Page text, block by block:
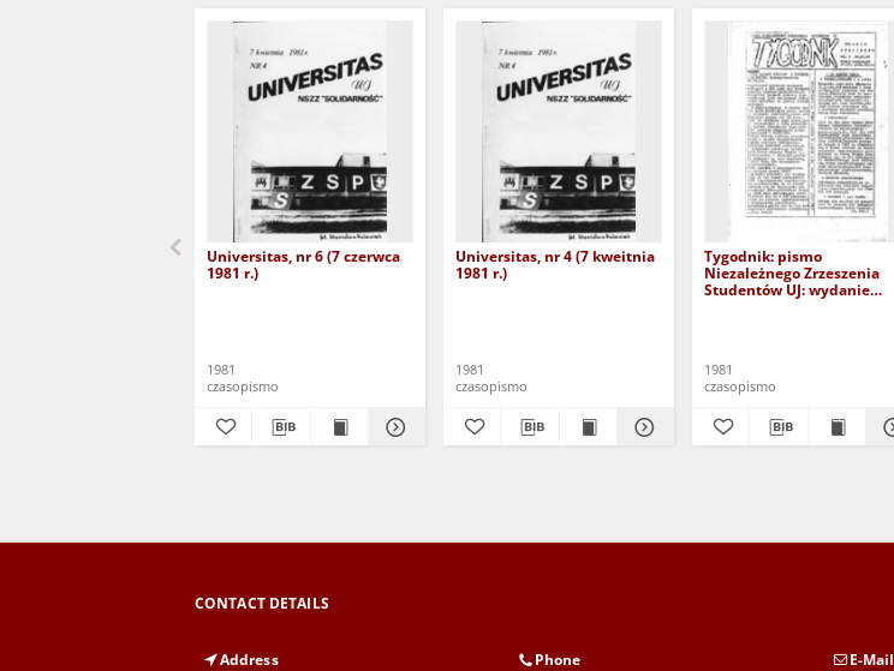
Universitas, nr 6 (7 czerwca
1981 r.)
1981
czasopismo
Universitas, nr 4 (7 kweitnia
1981 r.)
1981
czasopismo
Tygodnik: pismo
Niezależnego Zrzeszenia
Studentów UJ: wydanie
1981
czasopismo
CONTACT DETAILS
Address Phone E-Mail